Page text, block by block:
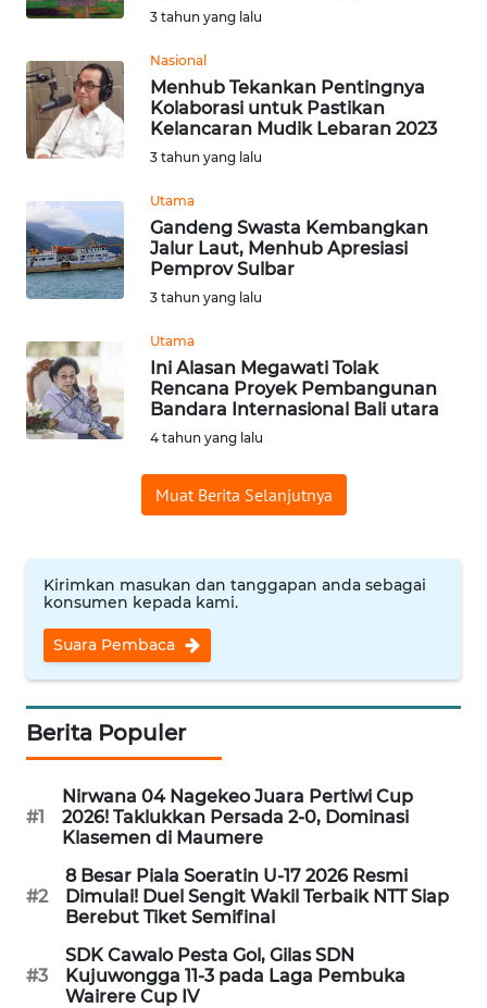
3 tahun yang lalu
Nasional
Menhub Tekankan Pentingnya
Kolaborasi untuk Pastikan
Kelancaran Mudik Lebaran 2023
3 tahun yang lalu
Utama
Gandeng Swasta Kembangkan
Jalur Laut, Menhub Apresiasi
Pemprov Sulbar
3 tahun yang lalu
Utama
Ini Alasan Megawati Tolak
Rencana Proyek Pembangunan
Bandara Internasional Bali utara
4 tahun yang lalu
Muat Berita Selanjutnya
Kirimkan masukan dan tanggapan anda sebagai
konsumen kepada kami.
Suara Pembaca
Berita Populer
#1
Nirwana 04 Nagekeo Juara Pertiwi Cup
2026! Taklukkan Persada 2-0, Dominasi
Klasemen di Maumere
#2
8 Besar Piala Soeratin U-17 2026 Resmi
Dimulai! Duel Sengit Wakil Terbaik NTT Siap
Berebut Tiket Semifinal
#3
SDK Cawalo Pesta Gol, Gilas SDN
Kujuwongga 11-3 pada Laga Pembuka
Wairere Cup IV
WN
WN
PADANG
LAWAS
SUMEDANG
WN
CIANJUR
WN
KEPULAUAN
SERIBU
BINJAI
CIREBON
INDRAMAYU
KUNINGAN
MAJALENGKA
SUBANG